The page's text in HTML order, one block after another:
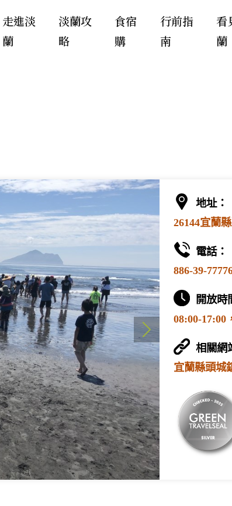
走進淡
蘭
淡蘭攻
略
食宿
購
行前指
南
看
蘭
地址：
26144宜蘭
電話：
886-39-
開放時
08:00-17:00
相關網
宜蘭縣頭城